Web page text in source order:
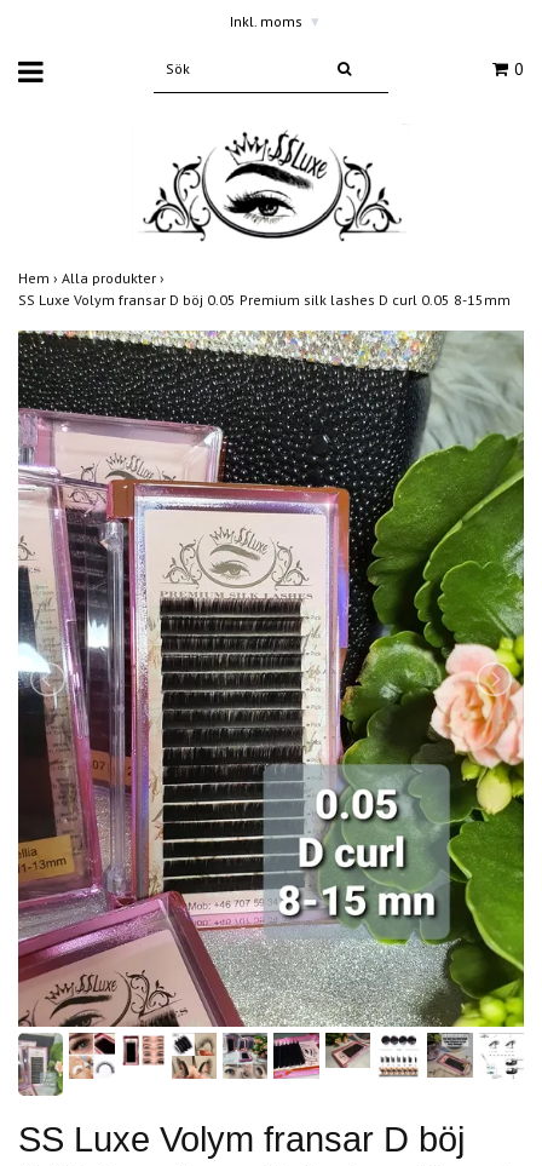
Inkl. moms ▾
0
Hem › Alla produkter ›
SS Luxe Volym fransar D böj 0.05 Premium silk lashes D curl 0.05 8-15mm
SS Luxe Volym fransar D böj